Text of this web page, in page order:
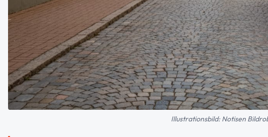
Illustrationsbild: Notisen